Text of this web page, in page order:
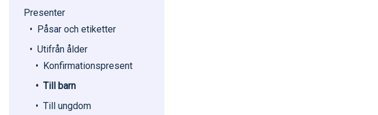
Presenter
Påsar och etiketter
Utifrån ålder
Konfirmationspresent
Till barn
Till ungdom